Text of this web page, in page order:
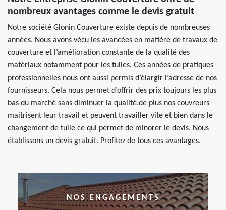
nombreux avantages comme le devis gratuit
Notre société Glonin Couverture existe depuis de nombreuses
années. Nous avons vécu les avancées en matière de travaux de
couverture et l’amélioration constante de la qualité des
matériaux notamment pour les tuiles. Ces années de pratiques
professionnelles nous ont aussi permis d’élargir l’adresse de nos
fournisseurs. Cela nous permet d’offrir des prix toujours les plus
bas du marché sans diminuer la qualité.de plus nos couvreurs
maitrisent leur travail et peuvent travailler vite et bien dans le
changement de tuile ce qui permet de minorer le devis. Nous
établissons un devis gratuit. Profitez de tous ces avantages.
NOS ENGAGEMENTS